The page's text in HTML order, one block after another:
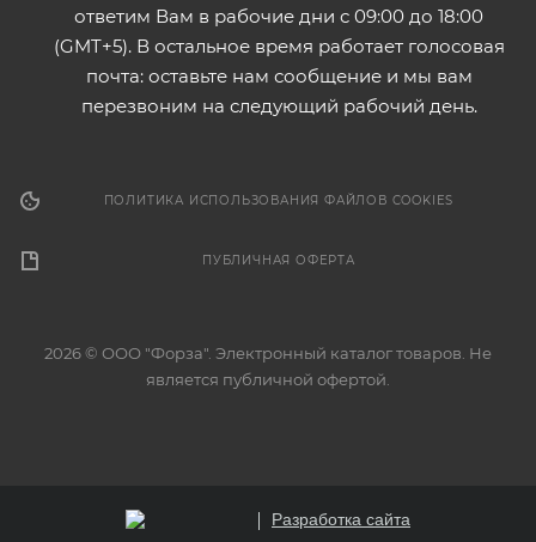
ответим Вам в рабочие дни с 09:00 до 18:00
(GMT+5). В остальное время работает голосовая
почта: оставьте нам сообщение и мы вам
перезвоним на следующий рабочий день.
ПОЛИТИКА ИСПОЛЬЗОВАНИЯ ФАЙЛОВ COOKIES
ПУБЛИЧНАЯ ОФЕРТА
2026 © ООО "Форза". Электронный каталог товаров. Не
является публичной офертой.
Разработка сайта